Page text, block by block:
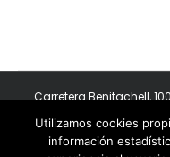
Carretera Benitachell,
Copyright 2011-2026
Política de
Utilizamos cookies
información